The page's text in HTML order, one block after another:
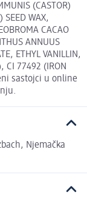
(CASTOR)
SEED WAX,
CACAO
ANNUUS
ETHYL VANILLIN,
CI 77492 (IRON
sastojci u online
Njemačka